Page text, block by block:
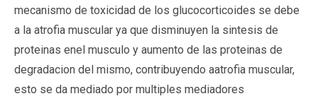
mecanismo de toxicidad de los glucocorticoides se debe
a la atrofia muscular ya que disminuyen la sintesis de
proteinas enel musculo y aumento de las proteinas de
degradacion del mismo, contribuyendo aatrofia muscular,
esto se da mediado por multiples mediadores